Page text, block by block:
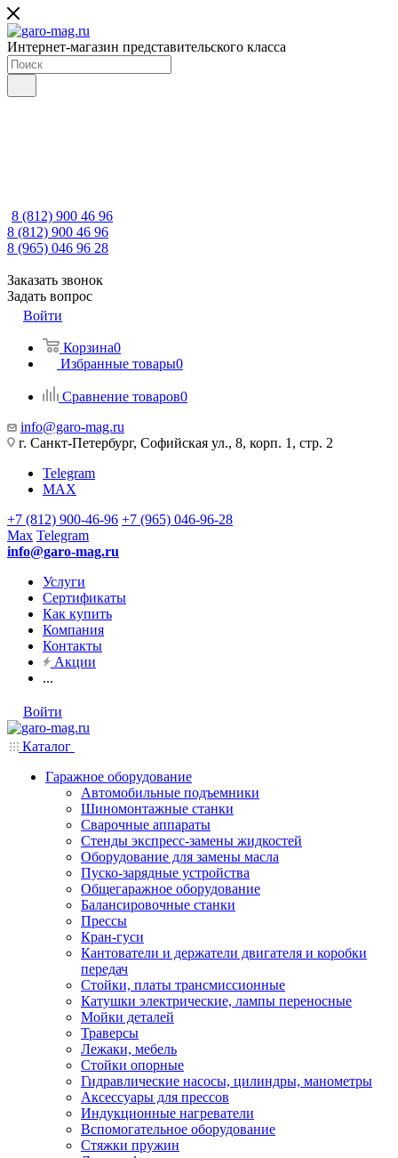
Интернет-магазин представительского класса
8 (812) 900 46 96
8 (812) 900 46 96
8 (965) 046 96 28
Заказать звонок
Задать вопрос
Войти
Корзина0
Избранные товары0
Сравнение товаров0
info@garo-mag.ru
г. Санкт-Петербург, Софийская ул., 8, корп. 1, стр. 2
Telegram
MAX
+7 (812) 900-46-96 +7 (965) 046-96-28
Max Telegram
info@garo-mag.ru
Услуги
Сертификаты
Как купить
Компания
Контакты
Акции
...
Войти
Каталог
Гаражное оборудование
Автомобильные подъемники
Шиномонтажные станки
Сварочные аппараты
Стенды экспресс-замены жидкостей
Оборудование для замены масла
Пуско-зарядные устройства
Общегаражное оборудование
Балансировочные станки
Прессы
Кран-гуси
Кантователи и держатели двигателя и коробки
передач
Стойки, платы трансмиссионные
Катушки электрические, лампы переносные
Мойки деталей
Траверсы
Лежаки, мебель
Стойки опорные
Гидравлические насосы, цилиндры, манометры
Аксессуары для прессов
Индукционные нагреватели
Вспомогательное оборудование
Стяжки пружин